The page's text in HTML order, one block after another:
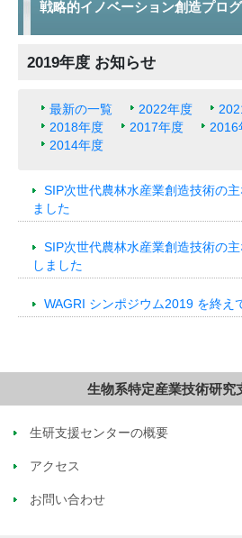
戦略的イノベーション創造プロ
2019年度 お知らせ
最新の一覧 2022年度
2018年度
2017年度 2016
2014年度
SIP次世代農林水産業創造技術の
ました
SIP次世代農林水産業創造技術の
しました
WAGRI シンポジウム2019 を終え
生物系特定産業技術研究
生研支援センターの概要
アクセス
お問い合わせ